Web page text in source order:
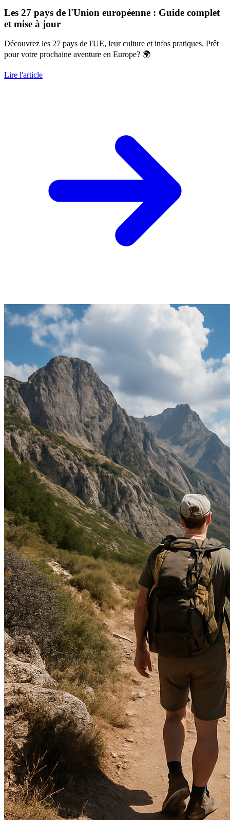
Les 27 pays de l'Union européenne : Guide complet
et mise à jour
Découvrez les 27 pays de l'UE, leur culture et infos pratiques. Prêt
pour votre prochaine aventure en Europe? 🌍
Lire l'article